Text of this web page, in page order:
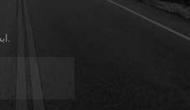
ابحث عن المنتجات التي تهتم بها.